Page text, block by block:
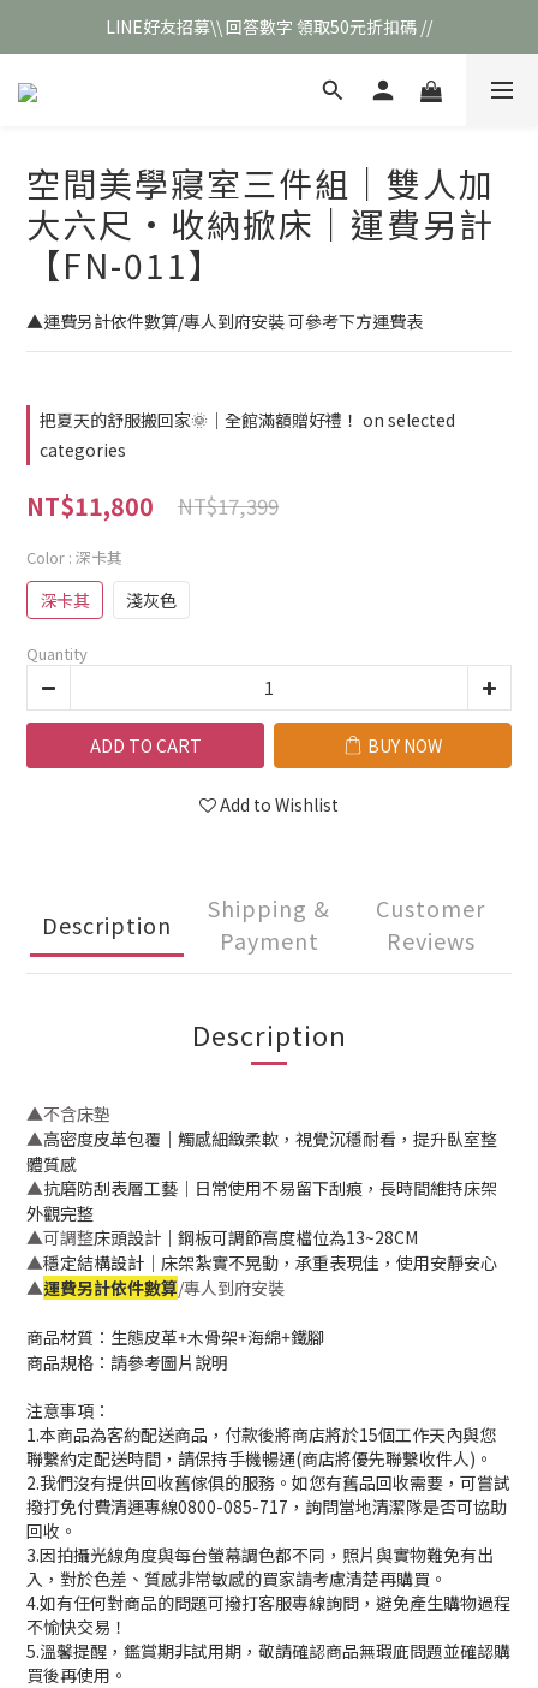
\\新會員註冊// 贈100元購物金❣️
LINE好友招募\\ 回答數字 領取50元折扣碼 //
\\新會員註冊// 贈100元購物金❣️
空間美學寢室三件組｜雙人加
大六尺·收納掀床｜運費另計
【FN-011】
▲運費另計依件數算/專人到府安裝 可參考下方運費表
把夏天的舒服搬回家🌞｜全館滿額贈好禮！ on selected
categories
NT$11,800 NT$17,399
Color : 深卡其
深卡其 淺灰色
Quantity
ADD TO CART BUY NOW
Add to Wishlist
Description
Shipping &
Payment
Customer
Reviews
Description
▲不含床墊
▲高密度皮革包覆｜觸感細緻柔軟，視覺沉穩耐看，提升臥室整
體質感
▲抗磨防刮表層工藝｜日常使用不易留下刮痕，長時間維持床架
外觀完整
▲可調整床頭設計｜鋼板可調節高度檔位為13~28CM
▲穩定結構設計｜床架紮實不晃動，承重表現佳，使用安靜安心
▲運費另計依件數算/專人到府安裝
商品材質： 生態皮革+木骨架+海綿+鐵腳
商品規格：請參考圖片說明
注意事項：
1.本商品為客約配送商品，付款後將商店將於15個工作天內與您
聯繫約定配送時間，請保持手機暢通(商店將優先聯繫收件人)。
2.我們沒有提供回收舊傢俱的服務。如您有舊品回收需要，可嘗試
撥打免付費清運專線0800-085-717，詢問當地清潔隊是否可協助
回收。
3.因拍攝光線角度與每台螢幕調色都不同，照片與實物難免有出
入，對於色差、質感非常敏感的買家請考慮清楚再購買。
4.如有任何對商品的問題可撥打客服專線詢問，避免產生購物過程
不愉快交易！
5.溫馨提醒，鑑賞期非試用期，敬請確認商品無瑕庛問題並確認購
買後再使用。